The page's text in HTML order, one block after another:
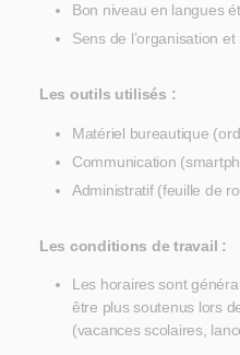
Bon niveau en langues
Sens de l’organisation
Les outils utilisés :
Matériel bureautique
Communication
Administratif (feuille de
Les conditions de travail :
Les horaires sont
être plus soutenus lors
(vacances scolaires,